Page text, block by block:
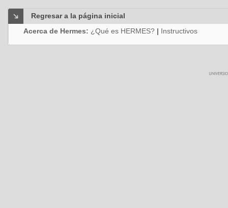
Regresar a la página inicial
Acerca de Hermes: ¿Qué es HERMES? | Instructivos